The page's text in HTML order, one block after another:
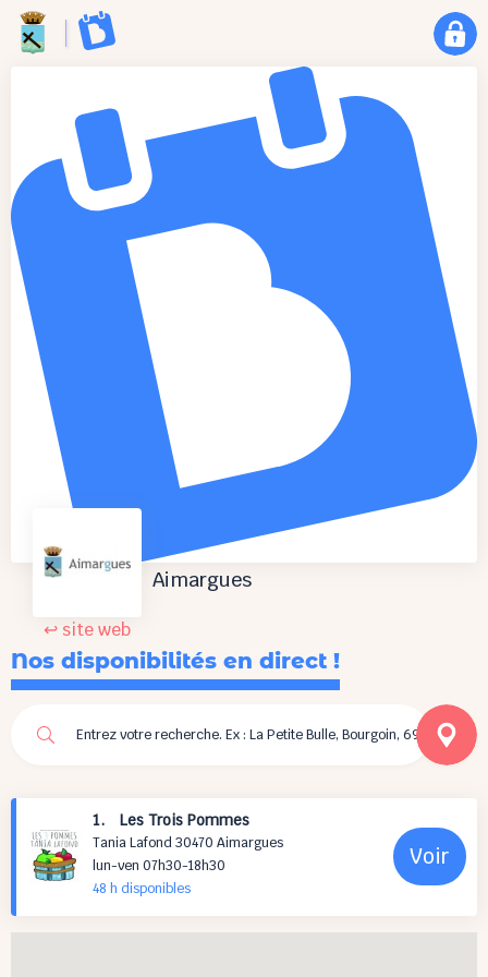
↩ site web
Aimargues
Nos disponibilités en direct !
1. Les Trois Pommes
Tania Lafond 30470 Aimargues
lun-ven 07h30-18h30
48 h disponibles
Voir